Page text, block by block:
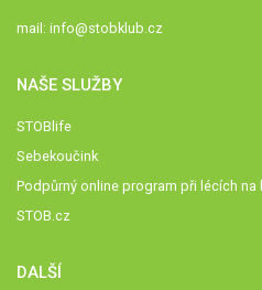
mail: info@stobklub.cz
NAŠE SLUŽBY
STOBlife
Sebekoučink
Podpůrný online program při lécích na
STOB.cz
DALŠÍ